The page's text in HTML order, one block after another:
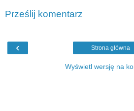
Prześlij komentarz
‹ Strona główna
Wyświetl wersję na